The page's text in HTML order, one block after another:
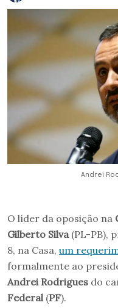
Andrei
O líder da oposição na
Gilberto Silva (PL-PB),
8, na Casa, um
formalmente ao
Andrei Rodrigues do
Federal (PF).